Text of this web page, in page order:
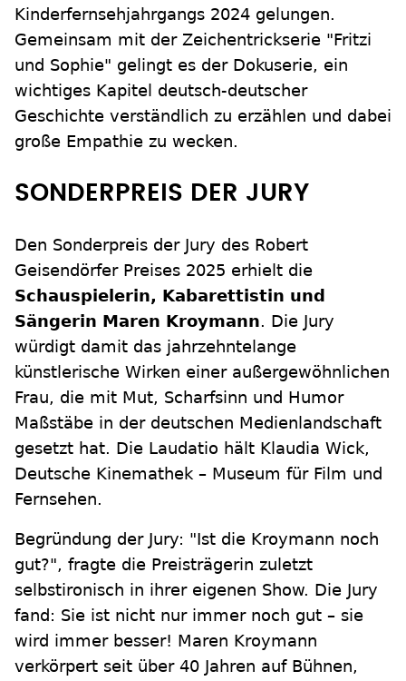
Kinderfernsehjahrgangs 2024 gelungen.
Gemeinsam mit der Zeichentrickserie "Fritzi
und Sophie" gelingt es der Dokuserie, ein
wichtiges Kapitel deutsch-deutscher
Geschichte verständlich zu erzählen und dabei
große Empathie zu wecken.
SONDERPREIS DER JURY
Den Sonderpreis der Jury des Robert
Geisendörfer Preises 2025 erhielt die
Schauspielerin, Kabarettistin und
Sängerin Maren Kroymann. Die Jury
würdigt damit das jahrzehntelange
künstlerische Wirken einer außergewöhnlichen
Frau, die mit Mut, Scharfsinn und Humor
Maßstäbe in der deutschen Medienlandschaft
gesetzt hat. Die Laudatio hält Klaudia Wick,
Deutsche Kinemathek – Museum für Film und
Fernsehen.
Begründung der Jury: "Ist die Kroymann noch
gut?", fragte die Preisträgerin zuletzt
selbstironisch in ihrer eigenen Show. Die Jury
fand: Sie ist nicht nur immer noch gut – sie
wird immer besser! Maren Kroymann
verkörpert seit über 40 Jahren auf Bühnen,